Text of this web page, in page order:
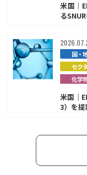
米国｜
る
国・
セク
化学
米国｜
3）を提